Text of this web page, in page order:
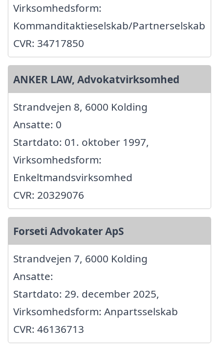
Virksomhedsform:
Kommanditaktieselskab/Partnerselskab
CVR: 34717850
ANKER LAW, Advokatvirksomhed
Strandvejen 8, 6000 Kolding
Ansatte: 0
Startdato: 01. oktober 1997,
Virksomhedsform:
Enkeltmandsvirksomhed
CVR: 20329076
Forseti Advokater ApS
Strandvejen 7, 6000 Kolding
Ansatte:
Startdato: 29. december 2025,
Virksomhedsform: Anpartsselskab
CVR: 46136713